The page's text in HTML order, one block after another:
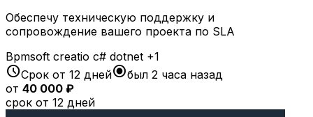
Обеспечу техническую поддержку и
сопровождение вашего проекта по SLA
Bpmsoft creatio c# dotnet +1
scheduleСрок от 12 днейradio_button_checkedбыл 2 часа назад
от 40 000 ₽
срок от 12 дней